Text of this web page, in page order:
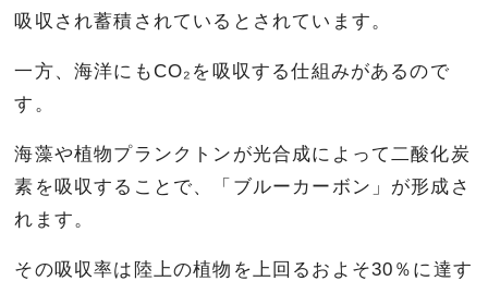
吸収され蓄積されているとされています。
一方、海洋にもCO₂を吸収する仕組みがあるので
す。
海藻や植物プランクトンが光合成によって二酸化炭
素を吸収することで、「ブルーカーボン」が形成さ
れます。
その吸収率は陸上の植物を上回るおよそ30％に達す